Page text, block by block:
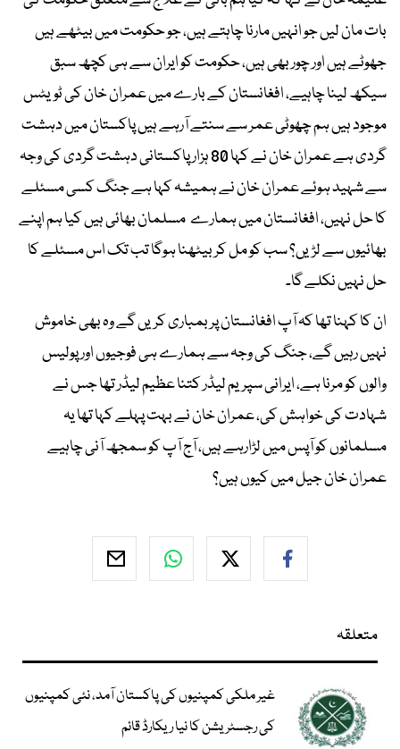
بات مان لیں جو انہیں مارنا چاہتے ہیں، جو حکومت میں بیٹھے ہیں
جھوٹے ہیں اور چور بھی ہیں، حکومت کو ایران سے ہی کچھ سبق
سیکھ لینا چاہیے، افغانستان کے بارے میں عمران خان کی ٹویٹس
موجود ہیں ہم چھوٹی عمر سے سنتے آرہے ہیں پاکستان میں دہشت
گردی ہے عمران خان نے کہا 80 ہزار پاکستانی دہشت گردی کی وجہ
سے شہید ہوئے عمران خان نے ہمیشہ کہا ہے جنگ کسی مسئلے
کا حل نہیں، افغانستان میں ہمارے مسلمان بھائی ہیں کیا ہم اپنے
بھائیوں سے لڑیں؟ سب کو مل کر بیٹھنا ہوگا تب تک اس مسئلے کا
حل نہیں نکلے گا۔
ان کا کہنا تھا کہ آپ افغانستان پر بمباری کریں گے وہ بھی خاموش
نہیں رہیں گے، جنگ کی وجہ سے ہمارے ہی فوجیوں اور پولیس
والوں کو مرنا ہے، ایرانی سپریم لیڈر کتنا عظیم لیڈر تھا جس نے
شہادت کی خواہش کی، عمران خان نے بہت پہلے کہا تھا یہ
مسلمانوں کو آپس میں لڑارہے ہیں، آج آپ کو سمجھ آنی چاہیے
عمران خان جیل میں کیوں ہیں؟
متعلقہ
غیر ملکی کمپنیوں کی پاکستان آمد، نئی کمپنیوں
کی رجسٹریشن کا نیا ریکارڈ قائم